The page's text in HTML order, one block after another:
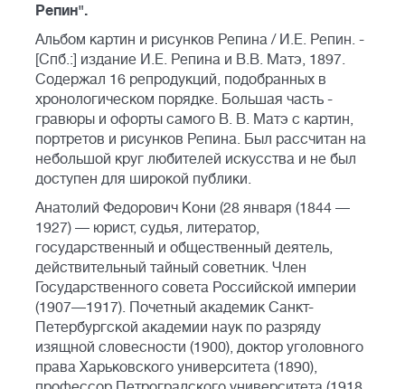
Репин".
Альбом картин и рисунков Репина / И.Е. Репин. -
[Спб.:] издание И.Е. Репина и В.В. Матэ, 1897.
Содержал 16 репродукций, подобранных в
хронологическом порядке. Большая часть -
гравюры и офорты самого В. В. Матэ с картин,
портретов и рисунков Репина. Был рассчитан на
небольшой круг любителей искусства и не был
доступен для широкой публики.
Анатолий Федорович Кони (28 января (1844 —
1927) — юрист, судья, литератор,
государственный и общественный деятель,
действительный тайный советник. Член
Государственного совета Российской империи
(1907—1917). Почетный академик Санкт-
Петербургской академии наук по разряду
изящной словесности (1900), доктор уголовного
права Харьковского университета (1890),